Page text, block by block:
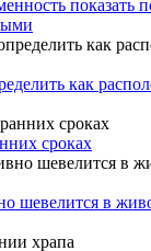
показать
как
сроках
шевелится в